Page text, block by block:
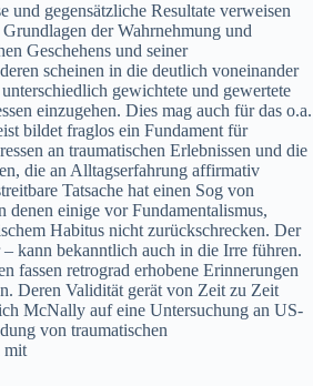
und gegensätzliche Resultate verweisen
der Wahrnehmung und
Geschehens und seiner
scheinen in die deutlich voneinander
gewichtete und gewertete
einzugehen. Dies mag auch für das o.a.
bildet fraglos ein Fundament für
an traumatischen Erlebnissen und die
die an Alltagserfahrung affirmativ
Tatsache hat einen Sog von
denen einige vor Fundamentalismus,
Habitus nicht zurückschrecken. Der
kann bekanntlich auch in die Irre führen.
fassen retrograd erhobene Erinnerungen
Deren Validität gerät von Zeit zu Zeit
McNally auf eine Untersuchung an US-
von traumatischen
mit